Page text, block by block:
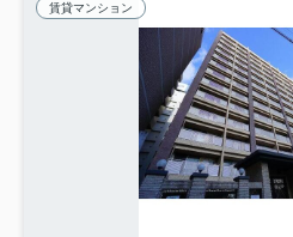
賃貸マンション